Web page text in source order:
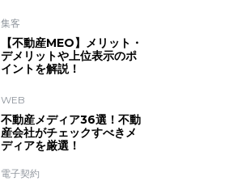
集客
【不動産MEO】メリット・
デメリットや上位表示のポ
イントを解説！
WEB
不動産メディア36選！不動
産会社がチェックすべきメ
ディアを厳選！
電子契約